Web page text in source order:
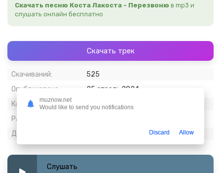
Скачать песню Коста Лакоста - Перезвоню в mp3 и
слушать онлайн бесплатно
Скачать трек
Скачиваний:
525
Опубликовано:
25 апрель 2024
Качество:
320 kbps, Stereo
Размер:
Длительность:
Слушать
muznow.net
Would like to send you notifications
Discard Allow